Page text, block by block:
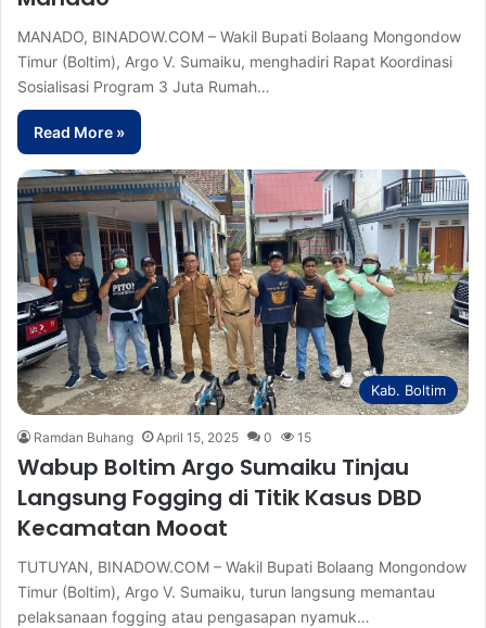
MANADO, BINADOW.COM – Wakil Bupati Bolaang Mongondow
Timur (Boltim), Argo V. Sumaiku, menghadiri Rapat Koordinasi
Sosialisasi Program 3 Juta Rumah…
Read More »
Kab. Boltim
Ramdan Buhang April 15, 2025 0 15
Wabup Boltim Argo Sumaiku Tinjau
Langsung Fogging di Titik Kasus DBD
Kecamatan Mooat
TUTUYAN, BINADOW.COM – Wakil Bupati Bolaang Mongondow
Timur (Boltim), Argo V. Sumaiku, turun langsung memantau
pelaksanaan fogging atau pengasapan nyamuk…